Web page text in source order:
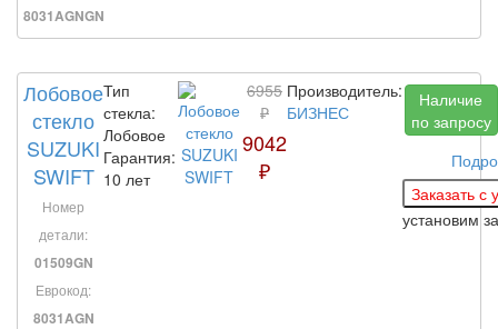
8031AGNGN
Лобовое
стекло
SUZUKI
SWIFT
Номер
детали:
01509GN
Еврокод:
8031AGN
Тип
стекла:
Лобовое
Гарантия:
10 лет
6955
₽
9042
₽
Производитель:
БИЗНЕС
Наличие
по запросу
установим